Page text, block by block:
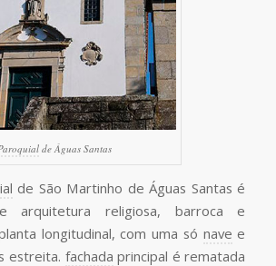
de Águas Santas
de São Martinho de Águas Santas é
arquitetura religiosa, barroca e
longitudinal, com uma só nave e
estreita. fachada principal é rematada